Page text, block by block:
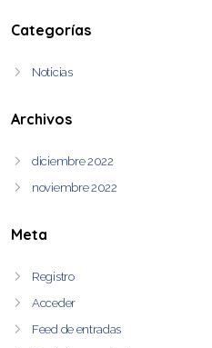
Categorías
Noticias
Archivos
diciembre 2022
noviembre 2022
Meta
Registro
Acceder
Feed de entradas